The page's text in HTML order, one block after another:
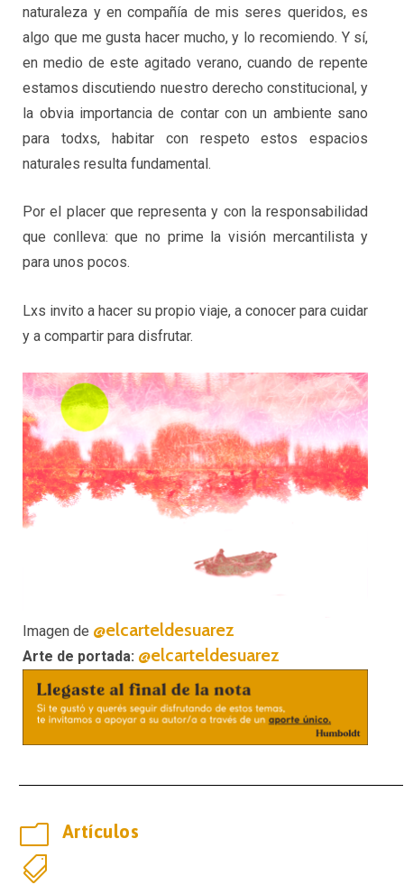
naturaleza y en compañía de mis seres queridos, es
algo que me gusta hacer mucho, y lo recomiendo. Y sí,
en medio de este agitado verano, cuando de repente
estamos discutiendo nuestro derecho constitucional, y
la obvia importancia de contar con un ambiente sano
para todxs, habitar con respeto estos espacios
naturales resulta fundamental.
Por el placer que representa y con la responsabilidad
que conlleva: que no prime la visión mercantilista y
para unos pocos.
Lxs invito a hacer su propio viaje, a conocer para cuidar
y a compartir para disfrutar.
Imagen de @elcarteldesuarez
Arte de portada: @elcarteldesuarez
m Artículos
